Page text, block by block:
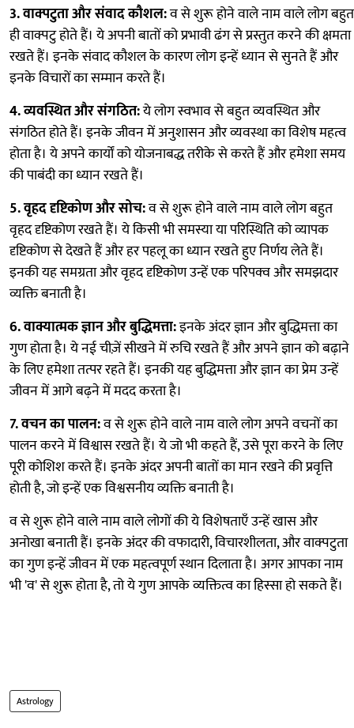
3. वाक्पटुता और संवाद कौशल:व से शुरू होने वाले नाम वाले लोग बहुत
ही वाक्पटु होते हैं। ये अपनी बातों को प्रभावी ढंग से प्रस्तुत करने की क्षमता
रखते हैं। इनके संवाद कौशल के कारण लोग इन्हें ध्यान से सुनते हैं और
इनके विचारों का सम्मान करते हैं।
4. व्यवस्थित और संगठित:ये लोग स्वभाव से बहुत व्यवस्थित और
संगठित होते हैं। इनके जीवन में अनुशासन और व्यवस्था का विशेष महत्व
होता है। ये अपने कार्यों को योजनाबद्ध तरीके से करते हैं और हमेशा समय
की पाबंदी का ध्यान रखते हैं।
5. वृहद दृष्टिकोण और सोच:व से शुरू होने वाले नाम वाले लोग बहुत
वृहद दृष्टिकोण रखते हैं। ये किसी भी समस्या या परिस्थिति को व्यापक
दृष्टिकोण से देखते हैं और हर पहलू का ध्यान रखते हुए निर्णय लेते हैं।
इनकी यह समग्रता और वृहद दृष्टिकोण उन्हें एक परिपक्व और समझदार
व्यक्ति बनाती है।
6. वाक्यात्मक ज्ञान और बुद्धिमत्ता:इनके अंदर ज्ञान और बुद्धिमत्ता का
गुण होता है। ये नई चीज़ें सीखने में रुचि रखते हैं और अपने ज्ञान को बढ़ाने
के लिए हमेशा तत्पर रहते हैं। इनकी यह बुद्धिमत्ता और ज्ञान का प्रेम उन्हें
जीवन में आगे बढ़ने में मदद करता है।
7. वचन का पालन:व से शुरू होने वाले नाम वाले लोग अपने वचनों का
पालन करने में विश्वास रखते हैं। ये जो भी कहते हैं, उसे पूरा करने के लिए
पूरी कोशिश करते हैं। इनके अंदर अपनी बातों का मान रखने की प्रवृत्ति
होती है, जो इन्हें एक विश्वसनीय व्यक्ति बनाती है।
व से शुरू होने वाले नाम वाले लोगों की ये विशेषताएँ उन्हें खास और
अनोखा बनाती हैं। इनके अंदर की वफादारी, विचारशीलता, और वाक्पटुता
का गुण इन्हें जीवन में एक महत्वपूर्ण स्थान दिलाता है। अगर आपका नाम
भी 'व' से शुरू होता है, तो ये गुण आपके व्यक्तित्व का हिस्सा हो सकते हैं।
Astrology